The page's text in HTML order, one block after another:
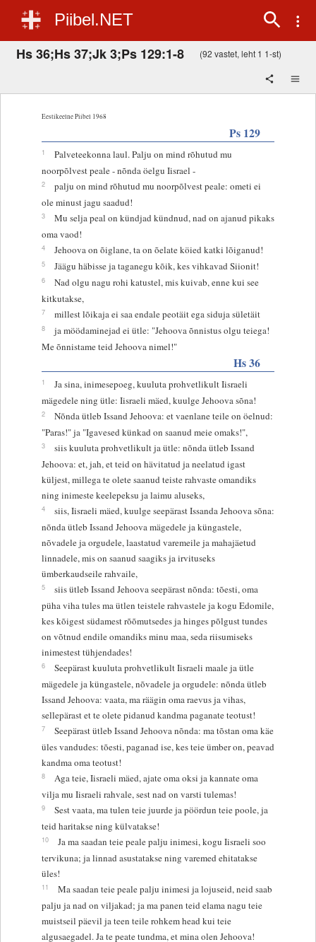
Piibel.NET
Hs 36;Hs 37;Jk 3;Ps 129:1-8 (92 vastet, leht 1 1-st)
Eestikeelne Piibel 1968
Ps 129
1
Palveteekonna laul. Palju on mind rõhutud mu
noorpõlvest peale - nõnda öelgu Iisrael -
2
palju on mind rõhutud mu noorpõlvest peale: ometi ei
ole minust jagu saadud!
3
Mu selja peal on kündjad kündnud, nad on ajanud pikaks
oma vaod!
4 Jehoova on õiglane, ta on õelate köied katki lõiganud!
5 Jäägu häbisse ja taganegu kõik, kes vihkavad Siionit!
6
Nad olgu nagu rohi katustel, mis kuivab, enne kui see
kitkutakse,
7 millest lõikaja ei saa endale peotäit ega siduja sületäit
8
ja möödaminejad ei ütle: "Jehoova õnnistus olgu teiega!
Me õnnistame teid Jehoova nimel!"
Hs 36
1
Ja sina, inimesepoeg, kuuluta prohvetlikult Iisraeli
mägedele ning ütle: Iisraeli mäed, kuulge Jehoova sõna!
2
Nõnda ütleb Issand Jehoova: et vaenlane teile on öelnud:
"Paras!" ja "Igavesed künkad on saanud meie omaks!",
3
siis kuuluta prohvetlikult ja ütle: nõnda ütleb Issand
Jehoova: et, jah, et teid on hävitatud ja neelatud igast
küljest, millega te olete saanud teiste rahvaste omandiks
ning inimeste keelepeksu ja laimu aluseks,
4
siis, Iisraeli mäed, kuulge seepärast Issanda Jehoova sõna:
nõnda ütleb Issand Jehoova mägedele ja küngastele,
nõvadele ja orgudele, laastatud varemeile ja mahajäetud
linnadele, mis on saanud saagiks ja irvituseks
ümberkaudseile rahvaile,
5
siis ütleb Issand Jehoova seepärast nõnda: tõesti, oma
püha viha tules ma ütlen teistele rahvastele ja kogu Edomile,
kes kõigest südamest rõõmutsedes ja hinges põlgust tundes
on võtnud endile omandiks minu maa, seda riisumiseks
inimestest tühjendades!
6
Seepärast kuuluta prohvetlikult Iisraeli maale ja ütle
mägedele ja küngastele, nõvadele ja orgudele: nõnda ütleb
Issand Jehoova: vaata, ma räägin oma raevus ja vihas,
sellepärast et te olete pidanud kandma paganate teotust!
7
Seepärast ütleb Issand Jehoova nõnda: ma tõstan oma käe
üles vandudes: tõesti, paganad ise, kes teie ümber on, peavad
kandma oma teotust!
8
Aga teie, Iisraeli mäed, ajate oma oksi ja kannate oma
vilja mu Iisraeli rahvale, sest nad on varsti tulemas!
9
Sest vaata, ma tulen teie juurde ja pöördun teie poole, ja
teid haritakse ning külvatakse!
10
Ja ma saadan teie peale palju inimesi, kogu Iisraeli soo
tervikuna; ja linnad asustatakse ning varemed ehitatakse
üles!
11
Ma saadan teie peale palju inimesi ja lojuseid, neid saab
palju ja nad on viljakad; ja ma panen teid elama nagu teie
muistseil päevil ja teen teile rohkem head kui teie
algusaegadel. Ja te peate tundma, et mina olen Jehoova!